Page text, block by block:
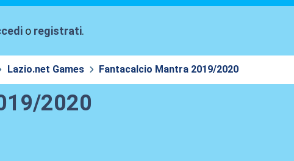
o registrati.
Lazio.net Games Fantacalcio Mantra 2019/2020
2020